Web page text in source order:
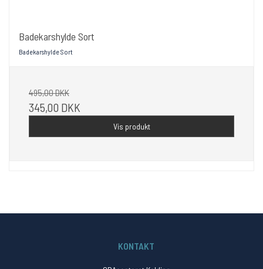
Badekarshylde Sort
Badekarshylde Sort
495,00 DKK
345,00 DKK
Vis produkt
KONTAKT